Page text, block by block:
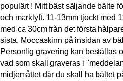
populärt ! Mitt bäst säljande bälte
och marklyft. 11-13mm tjockt med
med ca 30cm från det första
sista. Moccaskinn på insidan av
Personlig gravering kan beställas
vad som skall graveras i
midjemåttet där du skall ha bältet